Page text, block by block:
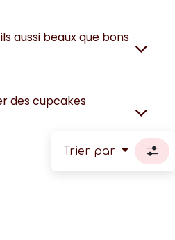
aussi beaux que bons
des cupcakes
Trier par